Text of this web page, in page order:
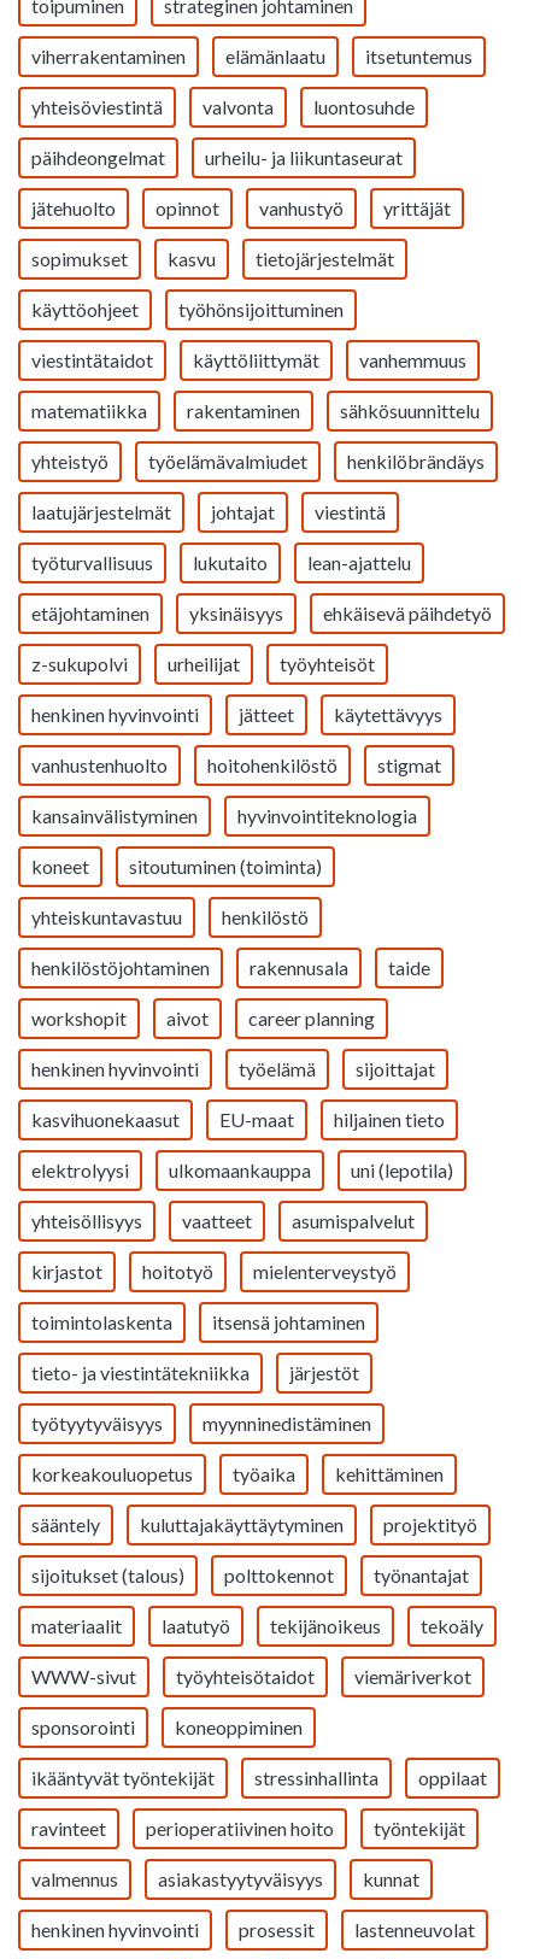
toipuminen strateginen johtaminen
viherrakentaminen elämänlaatu itsetuntemus
yhteisöviestintä valvonta luontosuhde
päihdeongelmat urheilu- ja liikuntaseurat
jätehuolto opinnot vanhustyö yrittäjät
sopimukset kasvu tietojärjestelmät
käyttöohjeet työhönsijoittuminen
viestintätaidot käyttöliittymät vanhemmuus
matematiikka rakentaminen sähkösuunnittelu
yhteistyö työelämävalmiudet henkilöbrändäys
laatujärjestelmät johtajat viestintä
työturvallisuus lukutaito lean-ajattelu
etäjohtaminen yksinäisyys ehkäisevä päihdetyö
z-sukupolvi urheilijat työyhteisöt
henkinen hyvinvointi jätteet käytettävyys
vanhustenhuolto hoitohenkilöstö stigmat
kansainvälistyminen hyvinvointiteknologia
koneet sitoutuminen (toiminta)
yhteiskuntavastuu henkilöstö
henkilöstöjohtaminen rakennusala taide
workshopit aivot career planning
henkinen hyvinvointi työelämä sijoittajat
kasvihuonekaasut EU-maat hiljainen tieto
elektrolyysi ulkomaankauppa uni (lepotila)
yhteisöllisyys vaatteet asumispalvelut
kirjastot hoitotyö mielenterveystyö
toimintolaskenta itsensä johtaminen
tieto- ja viestintätekniikka järjestöt
työtyytyväisyys myynninedistäminen
korkeakouluopetus työaika kehittäminen
sääntely kuluttajakäyttäytyminen projektityö
sijoitukset (talous) polttokennot työnantajat
materiaalit laatutyö tekijänoikeus tekoäly
WWW-sivut työyhteisötaidot viemäriverkot
sponsorointi koneoppiminen
ikääntyvät työntekijät stressinhallinta oppilaat
ravinteet perioperatiivinen hoito työntekijät
valmennus asiakastyytyväisyys kunnat
henkinen hyvinvointi prosessit lastenneuvolat